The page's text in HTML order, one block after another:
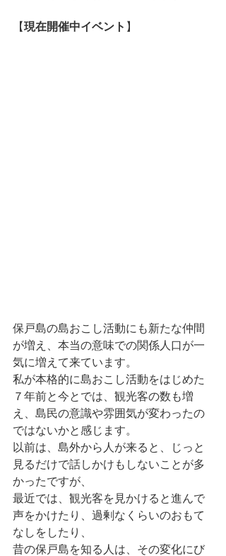
【現在開催中イベント 】
保戸島の島おこし活動にも新たな仲間
が増え、本当の意味での関係人口が一
気に増えて来ています。
私が本格的に島おこし活動をはじめた
７年前と今とでは、観光客の数も増
え、島民の意識や雰囲気が変わったの
ではないかと感じます。
以前は、島外から人が来ると、じっと
見るだけで話しかけもしないことが多
かったですが、
最近では、観光客を見かけると進んで
声をかけたり、過剰なくらいのおもて
なしをしたり、
昔の保戸島を知る人は、その変化にび